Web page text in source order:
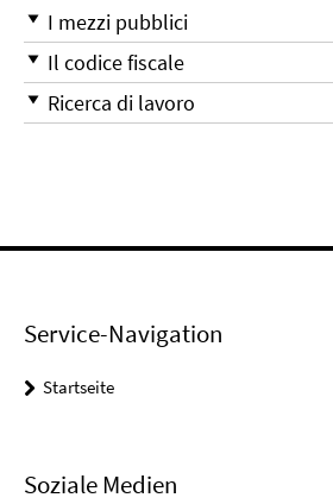
I mezzi pubblici
Il codice fiscale
Ricerca di lavoro
Service-Navigation
Startseite
Soziale Medien